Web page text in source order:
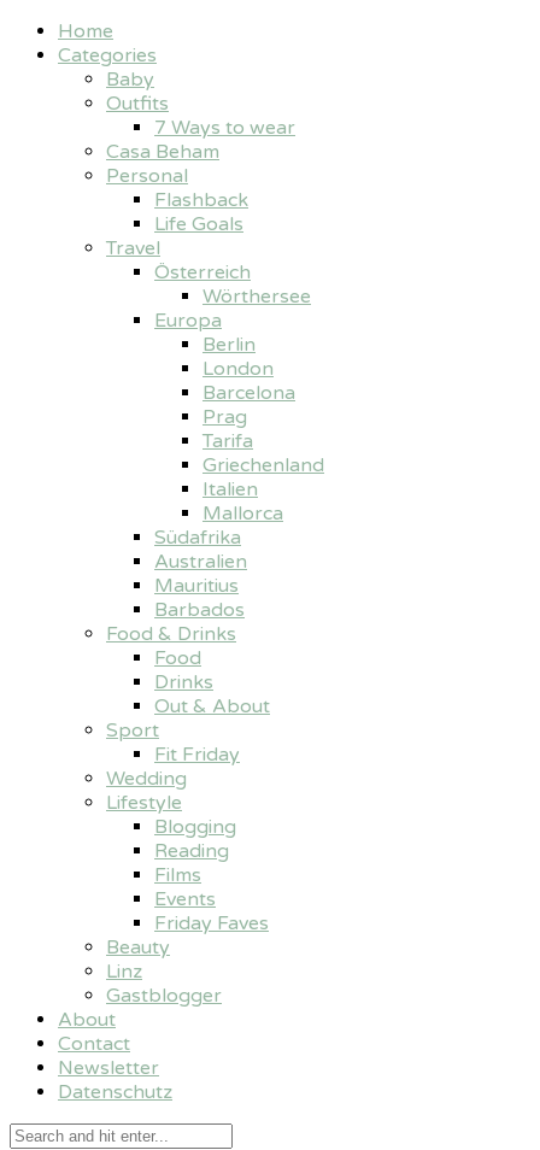
Home
Categories
Baby
Outfits
7 Ways to wear
Casa Beham
Personal
Flashback
Life Goals
Travel
Österreich
Wörthersee
Europa
Berlin
London
Barcelona
Prag
Tarifa
Griechenland
Italien
Mallorca
Südafrika
Australien
Mauritius
Barbados
Food & Drinks
Food
Drinks
Out & About
Sport
Fit Friday
Wedding
Lifestyle
Blogging
Reading
Films
Events
Friday Faves
Beauty
Linz
Gastblogger
About
Contact
Newsletter
Datenschutz